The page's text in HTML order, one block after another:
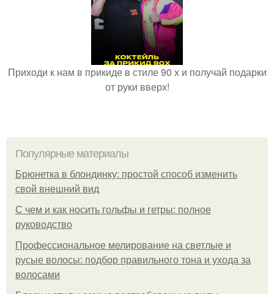
Приходи к нам в прикиде в стиле 90 х и получай подарки
от руки вверх!
Популярные материалы
Брюнетка в блондинку: простой способ изменить
свой внешний вид
С чем и как носить гольфы и гетры: полное
руководство
Профессиональное мелирование на светлые и
русые волосы: подбор правильного тона и ухода за
волосами